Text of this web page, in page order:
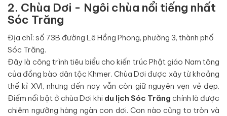
2. Chùa Dơi - Ngôi chùa nổi tiếng nhất
Sóc Trăng
Địa chỉ: số 73B đường Lê Hồng Phong, phường 3, thành phố
Sóc Trăng.
Đây là công trình tiêu biểu cho kiến trúc Phật giáo Nam tông
của đồng bào dân tộc Khmer. Chùa Dơi được xây từ khoảng
thế kỉ XVI, nhưng đến nay vẫn còn giữ nguyên vẹn vẻ đẹp.
Điểm nổi bật ở chùa Dơi khi du lịch Sóc Trăng chính là được
chiêm ngưỡng hàng ngàn con dơi. Con nào cũng to tròn và